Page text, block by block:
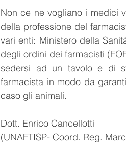
Non ce ne vogliano i medici
della professione del
vari enti: Ministero della
degli ordini dei farmacisti
sedersi ad un tavolo e di
farmacista in modo da
caso gli animali.
Dott. Enrico Cancellotti
(UNAFTISP- Coord. Reg.